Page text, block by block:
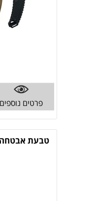
פרטים נוספים
טבעת אבטחה